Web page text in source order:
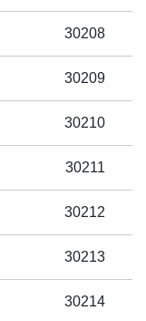
30208
30209
30210
30211
30212
30213
30214